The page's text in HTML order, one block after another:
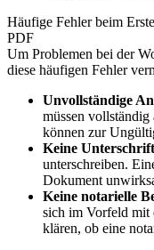
Häufige Fehler beim
PDF
Um Problemen bei der
diese häufigen Fehler
Unvollständige
müssen
können zur
Keine
unterschreiben.
Dokument
Keine notarielle
sich im Vorfeld mit
klären, ob eine